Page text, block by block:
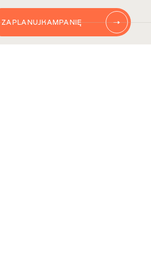
ZAPLANUJKAMPANIĘ